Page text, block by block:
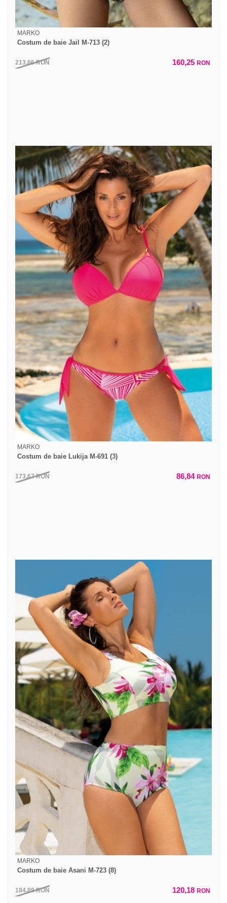
MARKO
Costum de baie Jail M-713 (2)
213,66RON 160,25 RON
MARKO
Costum de baie Lukija M-691 (3)
173,67RON 86,84 RON
MARKO
Costum de baie Asani M-723 (8)
184,89RON 120,18 RON